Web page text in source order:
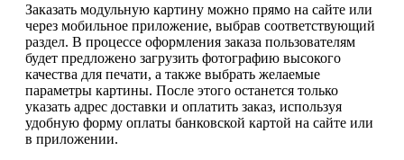
Заказать модульную картину можно прямо на сайте или
через мобильное приложение, выбрав соответствующий
раздел. В процессе оформления заказа пользователям
будет предложено загрузить фотографию высокого
качества для печати, а также выбрать желаемые
параметры картины. После этого останется только
указать адрес доставки и оплатить заказ, используя
удобную форму оплаты банковской картой на сайте или
в приложении.